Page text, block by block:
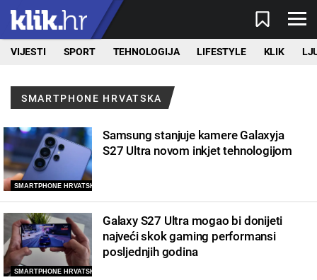
VIJESTI SPORT TEHNOLOGIJA LIFESTYLE KLIK
SMARTPHONE HRVATSKA
SMARTPHONE HRVATSKA
Samsung stanjuje kamere Galaxyja
S27 Ultra novom inkjet tehnologijom
SMARTPHONE HRVATSKA
Galaxy S27 Ultra mogao bi donijeti
najveći skok gaming performansi
posljednjih godina